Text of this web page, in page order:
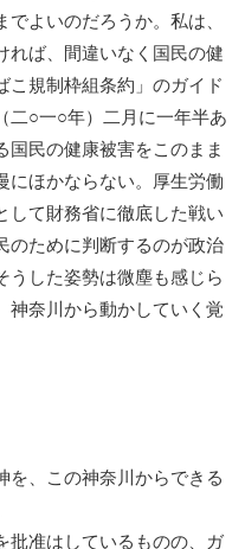
よいのだろうか。私は、
れば、間違いなく国民の健
こ規制枠組条約」のガイド
二○一○年）二月に一年半あ
国民の健康被害をこのまま
にほかならない。厚生労働
して財務省に徹底した戦い
のために判断するのが政治
うした姿勢は微塵も感じら
神奈川から動かしていく覚
を、この神奈川からできる
批准はしているものの、ガ